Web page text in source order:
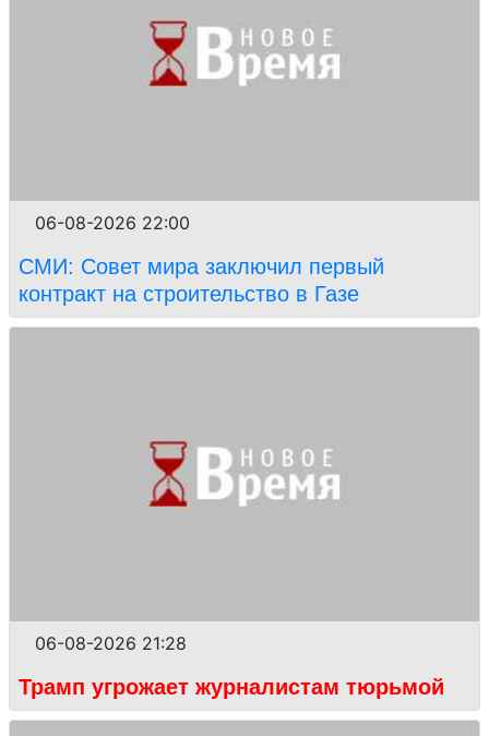
06-08-2026 22:00
СМИ: Совет мира заключил первый
контракт на строительство в Газе
06-08-2026 21:28
Трамп угрожает журналистам тюрьмой